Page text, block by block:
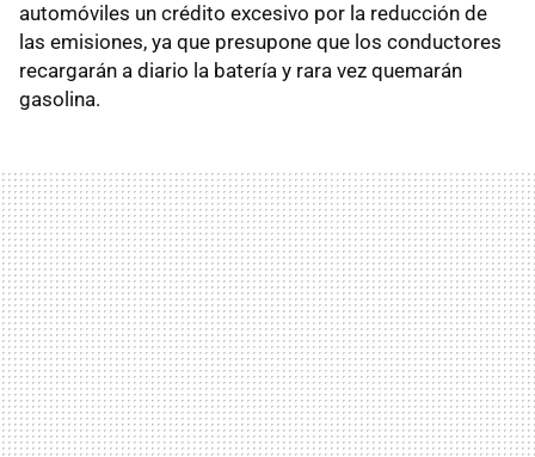
automóviles un crédito excesivo por la reducción de
las emisiones, ya que presupone que los conductores
recargarán a diario la batería y rara vez quemarán
gasolina.